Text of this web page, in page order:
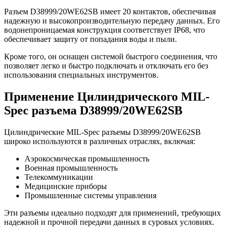
Разъем D38999/20WE62SB имеет 20 контактов, обеспечивая
надежную и высокопроизводительную передачу данных. Его
водонепроницаемая конструкция соответствует IP68, что
обеспечивает защиту от попадания воды и пыли.
Кроме того, он оснащен системой быстрого соединения, что
позволяет легко и быстро подключать и отключать его без
использования специальных инструментов.
Применение Цилиндрического MIL-
Spec разъема D38999/20WE62SB
Цилиндрические MIL-Spec разъемы D38999/20WE62SB
широко используются в различных отраслях, включая:
Аэрокосмическая промышленность
Военная промышленность
Телекоммуникации
Медицинские приборы
Промышленные системы управления
Эти разъемы идеально подходят для применений, требующих
надежной и прочной передачи данных в суровых условиях.